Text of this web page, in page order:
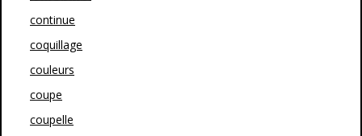
continue
coquillage
couleurs
coupe
coupelle